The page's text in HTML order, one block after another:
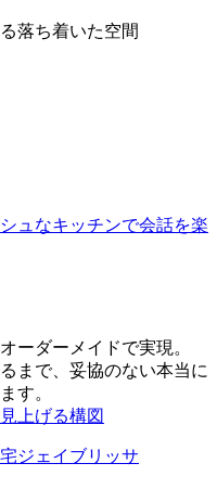
ーダーメイドで実現。
まで、妥協のない本当に
す。
ジェイブリッサ